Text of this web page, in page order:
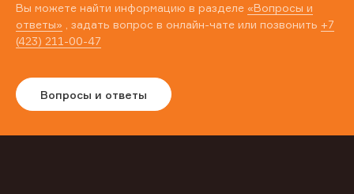
Вы можете найти информацию в разделе «Вопросы и
ответы» , задать вопрос в онлайн-чате или позвонить +7
(423) 211-00-47
Вопросы и ответы